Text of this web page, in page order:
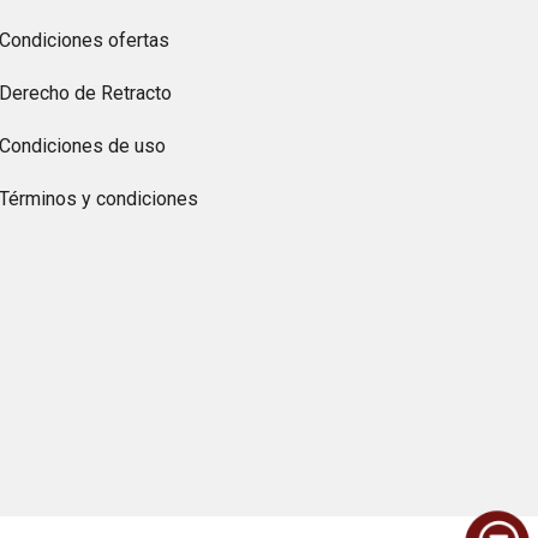
Condiciones ofertas
Derecho de Retracto
Condiciones de uso
Términos y condiciones